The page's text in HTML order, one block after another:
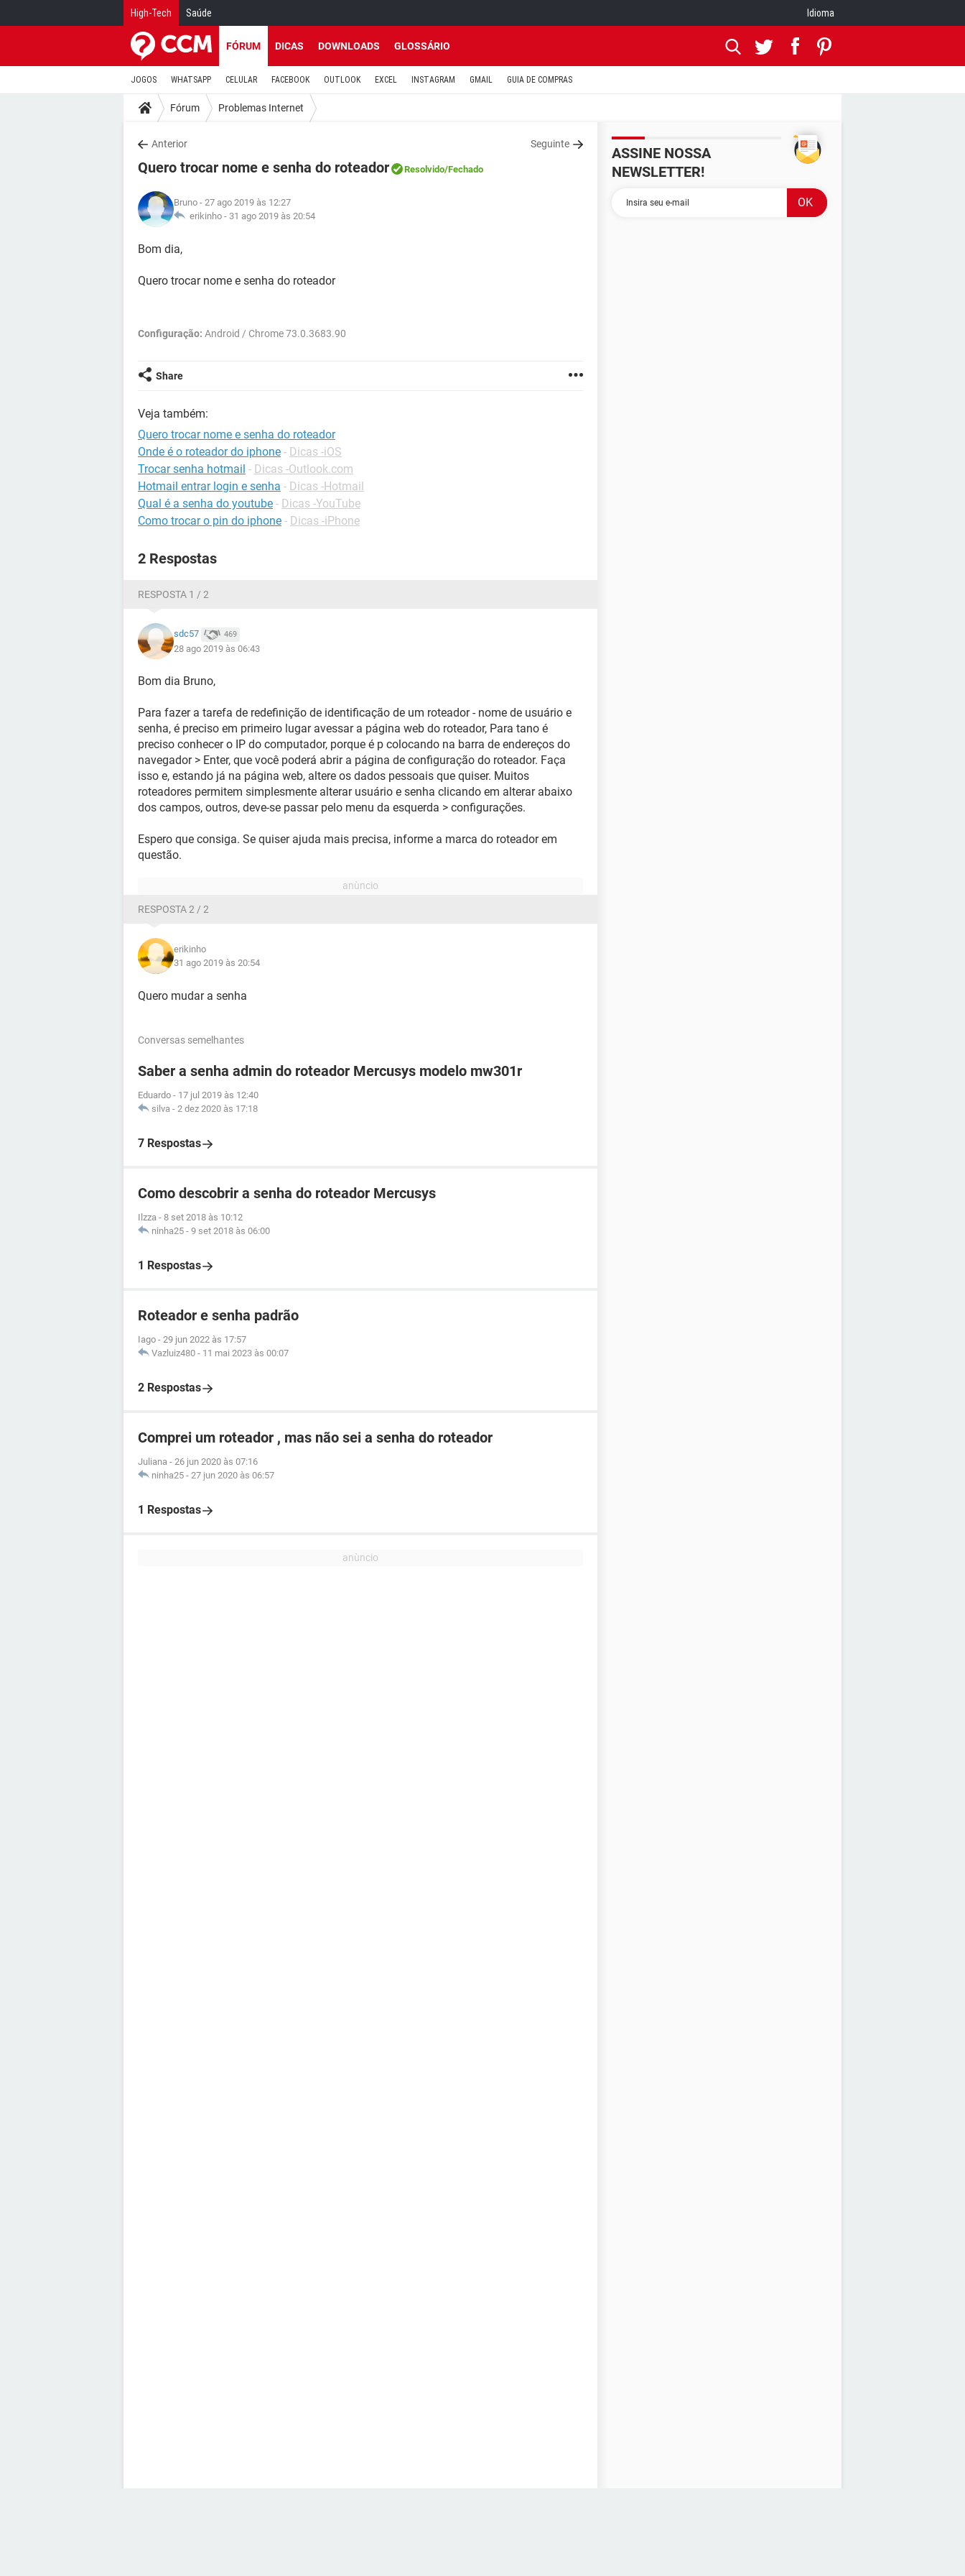
High-Tech Saúde Idioma
FÓRUM DICAS DOWNLOADS GLOSSÁRIO
JOGOS WHATSAPP CELULAR FACEBOOK OUTLOOK EXCEL INSTAGRAM GMAIL GUIA DE COMPRAS
Fórum Problemas Internet
Anterior Seguinte
Quero trocar nome e senha do roteador Resolvido/Fechado
Bruno - 27 ago 2019 às 12:27
erikinho - 31 ago 2019 às 20:54
Bom dia,
Quero trocar nome e senha do roteador
Configuração: Android / Chrome 73.0.3683.90
Share
Veja também:
Quero trocar nome e senha do roteador
Onde é o roteador do iphone - Dicas -iOS
Trocar senha hotmail - Dicas -Outlook.com
Hotmail entrar login e senha - Dicas -Hotmail
Qual é a senha do youtube - Dicas -YouTube
Como trocar o pin do iphone - Dicas -iPhone
2 Respostas
RESPOSTA 1 / 2
sdc57 469
28 ago 2019 às 06:43
Bom dia Bruno,
Para fazer a tarefa de redefinição de identificação de um roteador - nome de usuário e
senha, é preciso em primeiro lugar avessar a página web do roteador, Para tano é
preciso conhecer o IP do computador, porque é p colocando na barra de endereços do
navegador > Enter, que você poderá abrir a página de configuração do roteador. Faça
isso e, estando já na página web, altere os dados pessoais que quiser. Muitos
roteadores permitem simplesmente alterar usuário e senha clicando em alterar abaixo
dos campos, outros, deve-se passar pelo menu da esquerda > configurações.
Espero que consiga. Se quiser ajuda mais precisa, informe a marca do roteador em
questão.
RESPOSTA 2 / 2
erikinho
31 ago 2019 às 20:54
Quero mudar a senha
Conversas semelhantes
Saber a senha admin do roteador Mercusys modelo mw301r
Eduardo - 17 jul 2019 às 12:40
silva - 2 dez 2020 às 17:18
7 Respostas
Como descobrir a senha do roteador Mercusys
Ilzza - 8 set 2018 às 10:12
ninha25 - 9 set 2018 às 06:00
1 Respostas
Roteador e senha padrão
Iago - 29 jun 2022 às 17:57
Vazluiz480 - 11 mai 2023 às 00:07
2 Respostas
Comprei um roteador , mas não sei a senha do roteador
Juliana - 26 jun 2020 às 07:16
ninha25 - 27 jun 2020 às 06:57
1 Respostas
ASSINE NOSSA
NEWSLETTER!